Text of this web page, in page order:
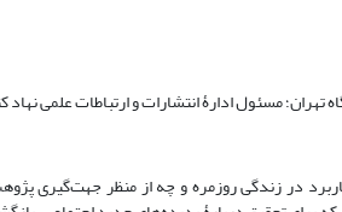
در زندگی روزمره و چه از منظر جهت‌گیری